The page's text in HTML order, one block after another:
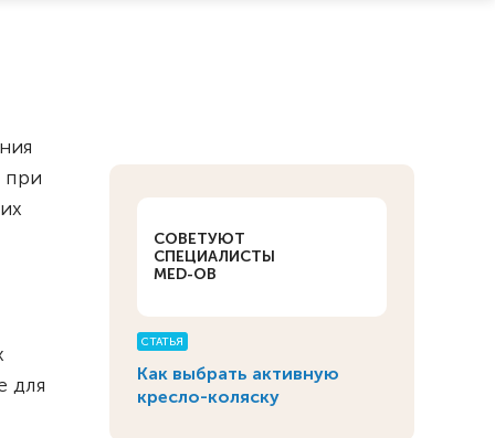
СОВЕТУЮТ
СПЕЦИАЛИСТЫ
MED-OB
СТАТЬЯ
Как выбрать активную
кресло-коляску
при
для